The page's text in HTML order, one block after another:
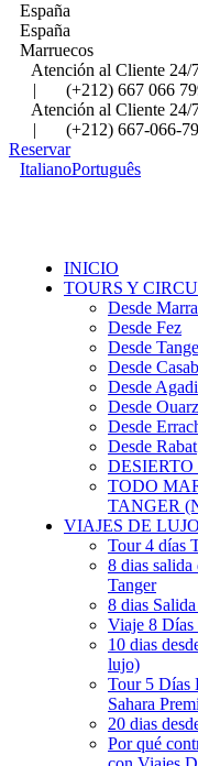
España
España
Marruecos
Atención al Cliente 24/
|
(+212) 667 066
Atención al Cliente 24/
|
(+212) 667-066-
Reservar
ItalianoPortuguês
INICIO
TOURS Y
Desde
Desde Fez
Desde
Desde
Desde
Desde
Desde
Desde Rabat
TODO
TANGER
VIAJES DE LUJO
Tour 4 días
8 dias
Tanger
8 dias
Viaje 8 Días
10 dias
lujo)
Tour 5 Días
Sahara
20 dias
Por qué